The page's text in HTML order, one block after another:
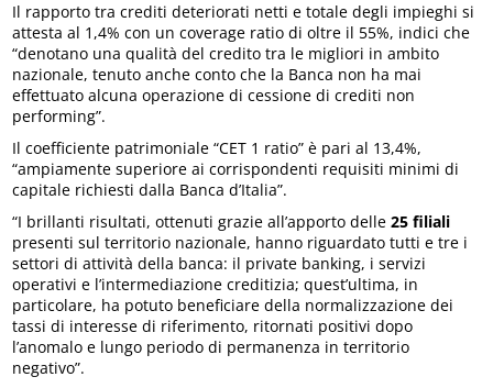
Il rapporto tra crediti deteriorati netti e totale degli impieghi si
attesta al 1,4% con un coverage ratio di oltre il 55%, indici che
“denotano una qualità del credito tra le migliori in ambito
nazionale, tenuto anche conto che la Banca non ha mai
effettuato alcuna operazione di cessione di crediti non
performing”.
Il coefficiente patrimoniale “CET 1 ratio” è pari al 13,4%,
“ampiamente superiore ai corrispondenti requisiti minimi di
capitale richiesti dalla Banca d’Italia”.
“I brillanti risultati, ottenuti grazie all’apporto delle25 filiali
presenti sul territorio nazionale, hanno riguardato tutti e tre i
settori di attività della banca: il private banking, i servizi
operativi e l’intermediazione creditizia; quest’ultima, in
particolare, ha potuto beneficiare della normalizzazione dei
tassi di interesse di riferimento, ritornati positivi dopo
l’anomalo e lungo periodo di permanenza in territorio
negativo”.